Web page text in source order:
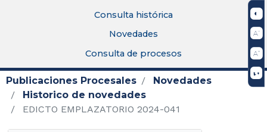
Consulta histórica
Novedades
Consulta de procesos
Publicaciones Procesales
Novedades
Historico de novedades
EDICTO EMPLAZATORIO 2024-041